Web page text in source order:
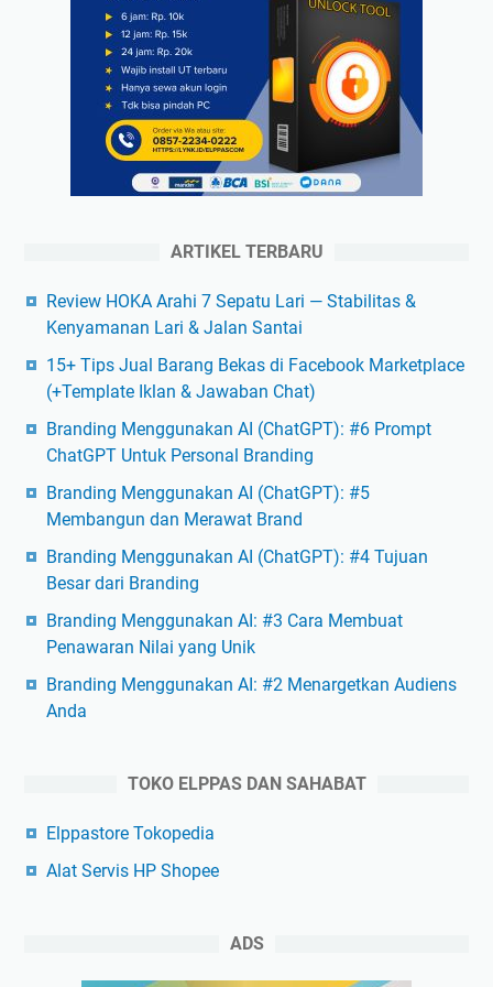
ARTIKEL TERBARU
Review HOKA Arahi 7 Sepatu Lari — Stabilitas &
Kenyamanan Lari & Jalan Santai
15+ Tips Jual Barang Bekas di Facebook Marketplace
(+Template Iklan & Jawaban Chat)
Branding Menggunakan AI (ChatGPT): #6 Prompt
ChatGPT Untuk Personal Branding
Branding Menggunakan AI (ChatGPT): #5
Membangun dan Merawat Brand
Branding Menggunakan AI (ChatGPT): #4 Tujuan
Besar dari Branding
Branding Menggunakan AI: #3 Cara Membuat
Penawaran Nilai yang Unik
Branding Menggunakan AI: #2 Menargetkan Audiens
Anda
TOKO ELPPAS DAN SAHABAT
Elppastore Tokopedia
Alat Servis HP Shopee
ADS